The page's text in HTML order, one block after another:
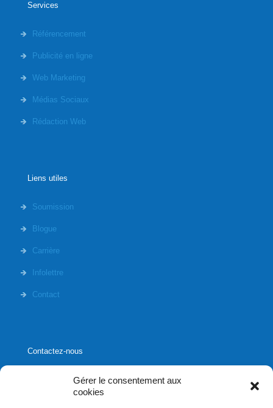
Gérer le consentement aux
cookies
Services
Référencement
Publicité en ligne
Web Marketing
Médias Sociaux
Rédaction Web
Liens utiles
Soumission
Blogue
Carrière
Infolettre
Contact
Contactez-nous